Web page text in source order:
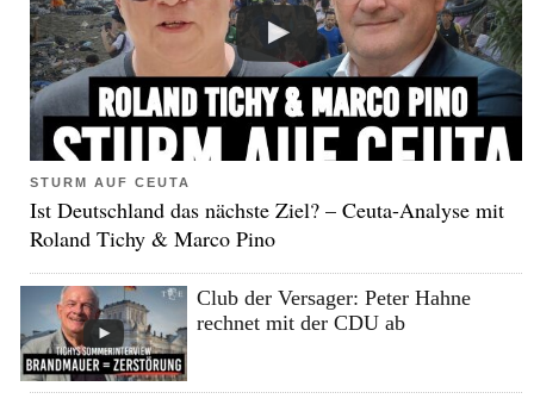
STURM AUF CEUTA
Ist Deutschland das nächste Ziel? – Ceuta-Analyse mit
Roland Tichy & Marco Pino
Club der Versager: Peter Hahne
rechnet mit der CDU ab